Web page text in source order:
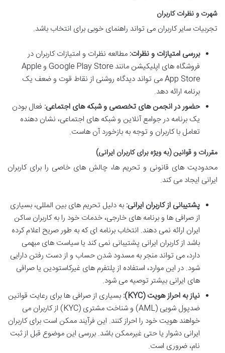
شهرت و نظرات کاربران
تجربیات سایر کاربران می تواند راهنمای خوبی برای انتخاب باشد.
بررسی امتیازات و نظرات: مطالعه نظرات و امتیازات کاربران در
فروشگاه های اپلیکیشن مانند Google Play Store و Apple
App Store می تواند دیدگاه روشنی از نقاط قوت و ضعف یک
برنامه ارائه دهد.
حضور در انجمن های تخصصی و شبکه های اجتماعی: فعال بودن
یک برنامه در جوامع آنلاین و شبکه های اجتماعی، نشان دهنده
تعامل با کاربران و توجه به بازخورد آن هاست.
مقررات و قوانین (به ویژه برای کاربران ایرانی)
محدودیت های قانونی و تحریم ها، چالش های خاصی را برای کاربران
ایرانی ایجاد می کند.
پشتیبانی از کاربران ایرانی: به دلیل تحریم های بین المللی، بسیاری
از صرافی ها و برنامه های خارجی، خدمات خود را به کاربران ساکن
ایران ارائه نمی دهند. انتخاب برنامه ای که به طور صریح اعلام کرده
باشد از کاربران ایرانی پشتیبانی نمی کند یا سیاست های مبهمی
دارد، می تواند منجر به مسدود شدن حساب و از دست رفتن دارایی
شود. در این موارد، استفاده از پلتفرم های غیرکاستودین یا صرافی
های ایرانی بیشتر توصیه می شود.
نیاز به احراز هویت (KYC):
بسیاری از صرافی ها برای رعایت قوانین
ضدپول شویی (AML) و شناخت مشتری (KYC) از کاربران می
خواهند هویت خود را احراز کنند. این فرآیند ممکن است برای کاربران
ایرانی دشوار یا حتی غیرممکن باشد. بررسی این موضوع قبل از ثبت
نام، ضروری است.